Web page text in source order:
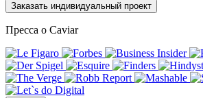
Заказать индивидуальный проект
Пресса о Caviar